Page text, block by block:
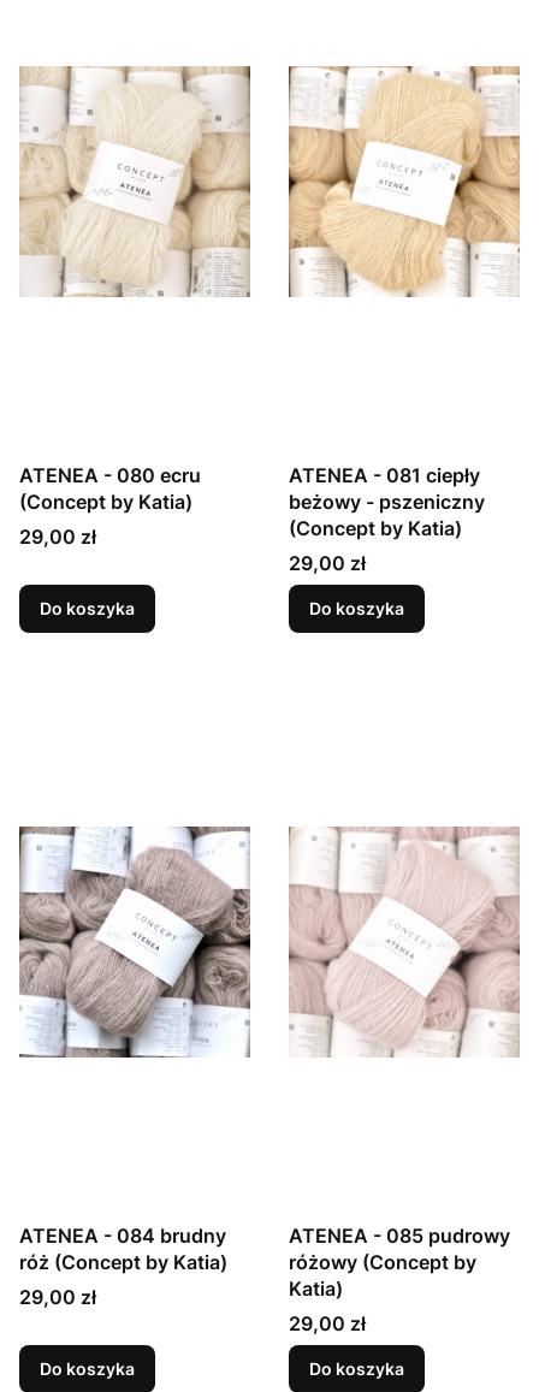
ATENEA - 080 ecru
(Concept by Katia)
Cena
29,00 zł
Do koszyka
ATENEA - 081 ciepły
beżowy - pszeniczny
(Concept by Katia)
Cena
29,00 zł
Do koszyka
ATENEA - 084 brudny
róż (Concept by Katia)
Cena
29,00 zł
Do koszyka
ATENEA - 085 pudrowy
różowy (Concept by
Katia)
Cena
29,00 zł
Do koszyka